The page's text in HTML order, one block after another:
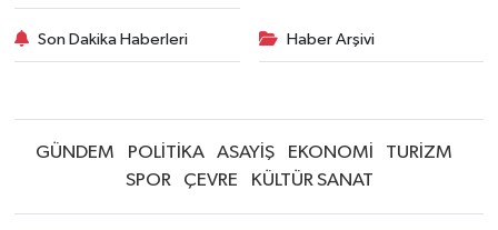
Son Dakika Haberleri Haber Arşivi
GÜNDEM POLİTİKA ASAYİŞ EKONOMİ
TURİZM
SPOR
ÇEVRE KÜLTÜR SANAT